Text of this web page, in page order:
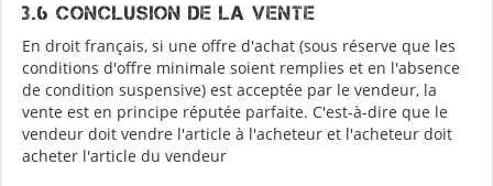
3.6 Conclusion de la vente
En droit français, si une offre d'achat (sous réserve que les
conditions d'offre minimale soient remplies et en l'absence
de condition suspensive) est acceptée par le vendeur, la
vente est en principe réputée parfaite. C'est-à-dire que le
vendeur doit vendre l'article à l'acheteur et l'acheteur doit
acheter l'article du vendeur